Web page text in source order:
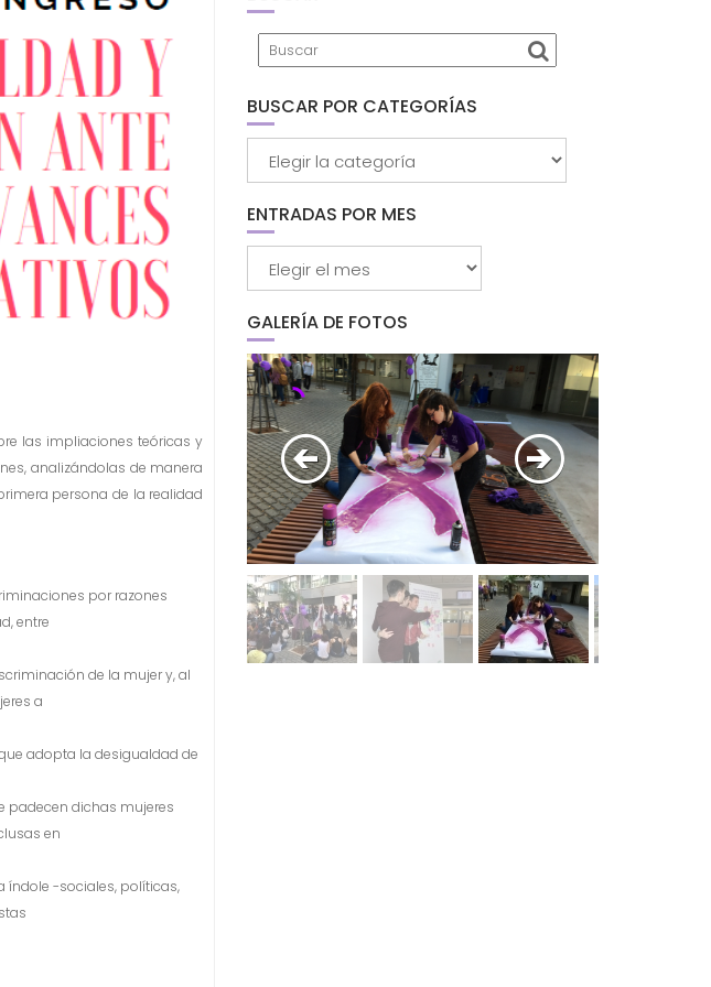
las impliaciones teóricas y
analizándolas de manera
persona de la realidad
por razones
entre
de la mujer y, al
a
adopta la desigualdad de
padecen dichas mujeres
en
índole -sociales, políticas,
BUSCAR POR CATEGORÍAS
ENTRADAS POR MES
GALERÍA DE FOTOS